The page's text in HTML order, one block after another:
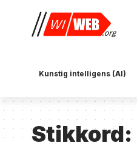
Kunstig intelligens (AI)
Stikkord: